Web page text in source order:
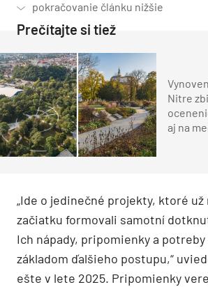
Prečítajte si tiež
Nitre
aj na
„Ide o jedinečné projekty, ktoré už
začiatku formovali samotní
Ich nápady, pripomienky a
základom ďalšieho postupu,“
ešte v lete 2025. Pripomienky